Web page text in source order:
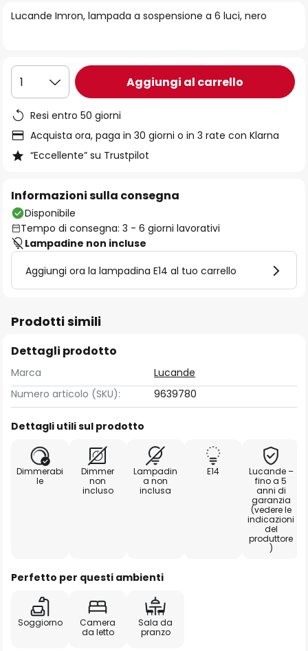
immagini
Lucande Imron, lampada a sospensione a 6 luci, nero
1 Aggiungi al carrello
Resi entro 50 giorni
Acquista ora, paga in 30 giorni o in 3 rate con Klarna
“Eccellente” su Trustpilot
Informazioni sulla consegna
Disponibile
Tempo di consegna: 3 - 6 giorni lavorativi
Lampadine non incluse
Aggiungi ora la lampadina E14 al tuo carrello
Prodotti simili
Dettagli prodotto
Marca
Lucande
Numero articolo (SKU):
9639780
Dettagli utili sul prodotto
Dimmerabi
le
Dimmer
non
incluso
Lampadin
a non
inclusa
E14
Lucande –
fino a 5
anni di
garanzia
(vedere le
indicazioni
del
produttore
)
Perfetto per questi ambienti
Soggiorno
Camera
da letto
Sala da
pranzo